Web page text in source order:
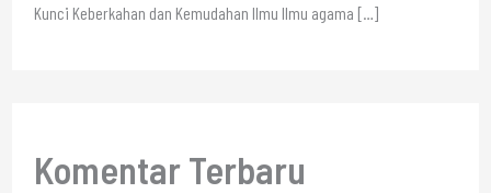
Kunci Keberkahan dan Kemudahan Ilmu Ilmu agama […]
Komentar Terbaru